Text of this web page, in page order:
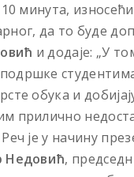
минута,
да то буде
и додаје: „У
обука и
прилично
је у начину
Недовић,